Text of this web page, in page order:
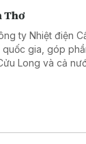
Thơ
ty Nhiệt điện
gia, góp
Long và cả